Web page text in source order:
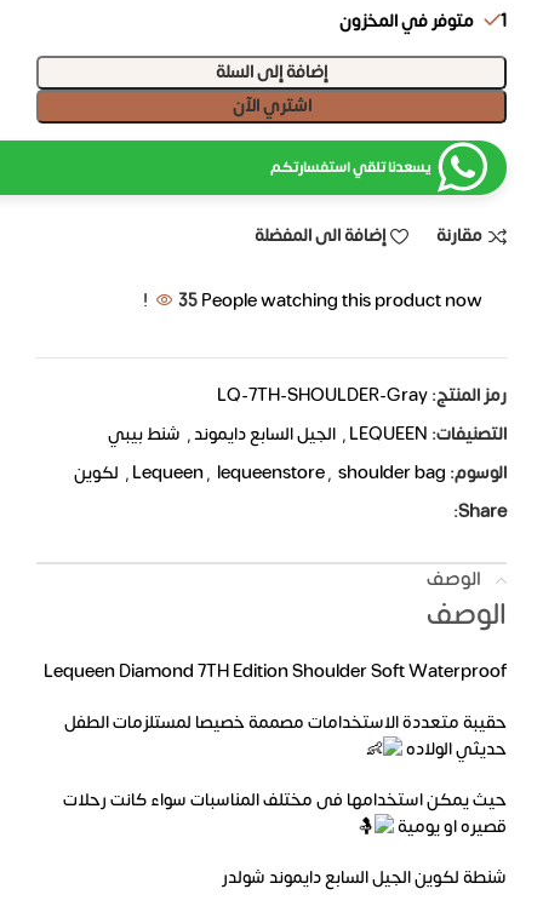
1 متوفر في المخزون
إضافة إلى السلة
اشتري الآن
يسعدنا تلقي استفسارتكم
مقارنة إضافة الى المفضلة
35People watching this product now!
رمز المنتج:LQ-7TH-SHOULDER-Gray
التصنيفات: LEQUEEN
, الجيل السابع دايموند, شنط بيبي
الوسوم:
Lequeen, lequeenstore, shoulder bag
, لكوين
Share:
الوصف
الوصف
Lequeen Diamond 7TH Edition Shoulder Soft Waterproof
حقيبة متعددة الاستخدامات مصممة خصيصا لمستلزمات الطفل
حديثي الولاده
حيث يمكن استخدامها فى مختلف المناسبات سواء كانت رحلات
قصيره او يومية
شنطة لكوين الجيل السابع دايموند شولدر